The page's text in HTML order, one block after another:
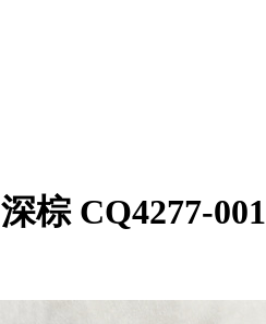
棕 CQ4277-001